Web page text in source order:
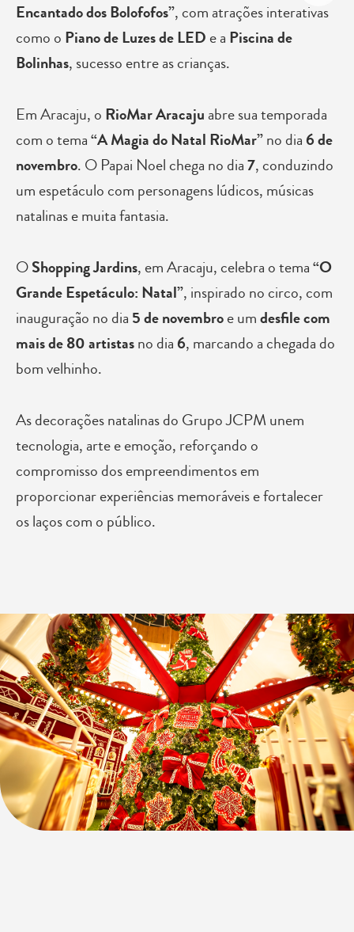
Encantado dos Bolofofos”, com atrações interativas
como o Piano de Luzes de LEDe a Piscina de
Bolinhas, sucesso entre as crianças.
Em Aracaju, o RioMar Aracaju abre sua temporada
com o tema“A Magia do Natal RioMar”no dia6 de
novembro. O Papai Noel chega no dia7, conduzindo
um espetáculo com personagens lúdicos, músicas
natalinas e muita fantasia.
OShopping Jardins, em Aracaju, celebra o tema“O
Grande Espetáculo: Natal”, inspirado no circo, com
inauguração no dia 5 de novembroe umdesfile com
mais de 80 artistasno dia6, marcando a chegada do
bom velhinho.
As decorações natalinas do Grupo JCPM unem
tecnologia, arte e emoção, reforçando o
compromisso dos empreendimentos em
proporcionar experiências memoráveis e fortalecer
os laços com o público.